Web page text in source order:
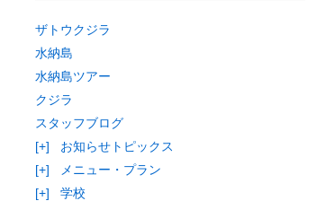
ザトウクジラ
水納島
水納島ツアー
クジラ
スタッフブログ
[+]
お知らせトピックス
[+]
メニュー・プラン
[+]
学校